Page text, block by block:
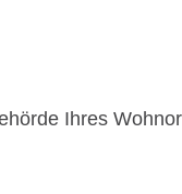
Ihres